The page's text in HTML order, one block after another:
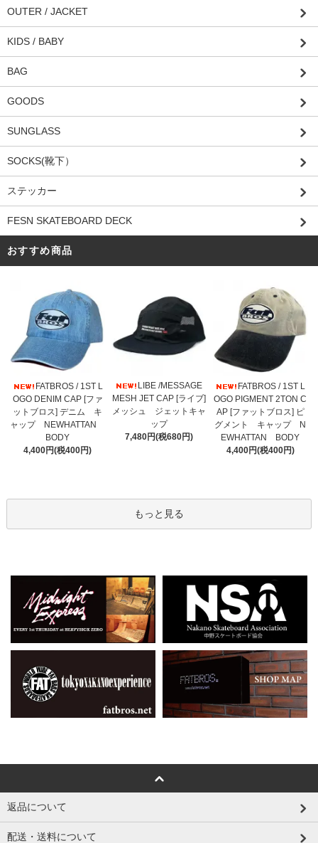
OUTER / JACKET
KIDS / BABY
BAG
GOODS
SUNGLASS
SOCKS(靴下）
ステッカー
FESN SKATEBOARD DECK
おすすめ商品
FATBROS / 1ST L
OGO DENIM CAP [ファ
ットブロス] デニム キ
ャップ NEWHATTAN
BODY
4,400円(税400円)
LIBE /MESSAGE
MESH JET CAP [ライブ]
メッシュ ジェットキャ
ップ
7,480円(税680円)
FATBROS / 1ST L
OGO PIGMENT 2TON C
AP [ファットブロス] ピ
グメント キャップ N
EWHATTAN BODY
4,400円(税400円)
もっと見る
返品について
配送・送料について